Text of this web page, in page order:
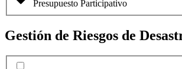
Presupuesto Participativo
Gestión de Riesgos de